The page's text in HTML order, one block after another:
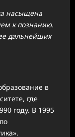
насыщена
к познанию.
дальнейших
в
где
году. В 1995